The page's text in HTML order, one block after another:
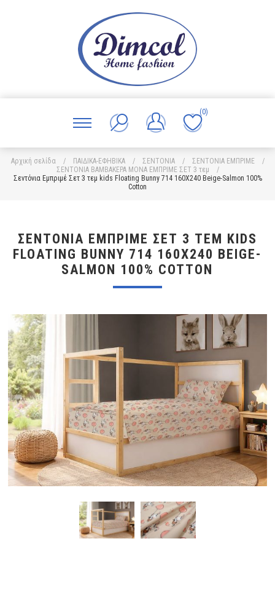
(0)
Αρχική σελίδα / ΠΑΙΔΙΚΑ-ΕΦΗΒΙΚΑ / ΣΕΝΤΟΝΙΑ / ΣΕΝΤΟΝΙΑ ΕΜΠΡΙΜΕ
/
ΣΕΝΤΟΝΙΑ ΒΑΜΒΑΚΕΡΑ ΜΟΝΑ ΕΜΠΡΙΜΕ ΣΕΤ 3 τεμ
/
Σεντόνια Εμπριμέ Σετ 3 τεμ kids Floating Bunny 714 160X240 Beige-Salmon 100%
Cotton
ΣΕΝΤΌΝΙΑ ΕΜΠΡΙΜΈ ΣΕΤ 3 ΤΕΜ KIDS
FLOATING BUNNY 714 160X240 BEIGE-
SALMON 100% COTTON